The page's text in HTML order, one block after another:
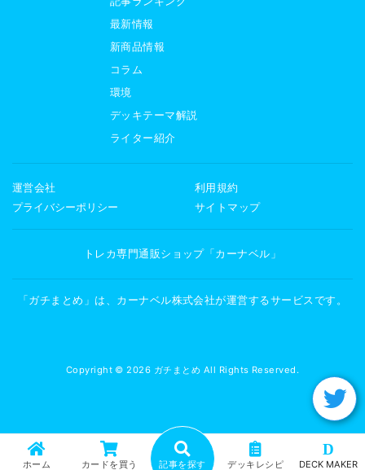
ホーム カードを買う 記事を探す デッキレシピ
D
DECK MAKER
最新情報
新商品情報
コラム
環境
デッキテーマ解説
ライター紹介
運営会社
利用規約
プライバシーポリシー
サイトマップ
トレカ専門通販ショップ「カーナベル」
「ガチまとめ」は、カーナベル株式会社が運営するサービスです。
Copyright © 2026 ガチまとめ All Rights Reserved.